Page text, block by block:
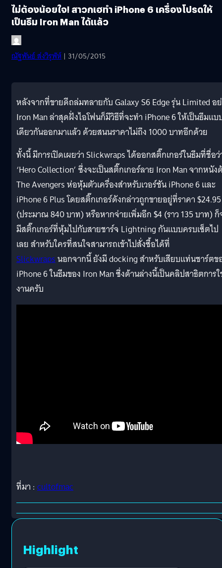
ไม่ต้องน้อยใจ! สาวกเฮทำ iPhone 6 เครื่องโปรดให้
เป็นธีม Iron Man ได้แล้ว
ณัฐพันธ์ ส่งวิรุฬห์ | 31/05/2015
หลังจากที่ขายดีถล่มทลายกับ Galaxy S6 Edge รุ่น Limited อ
Iron Man ล่าสุดฝั่งไอโฟนก็มีวิธีที่จะทำ iPhone 6 ให้เป็นธีมแบ
เดียวกันออกมาแล้ว ด้วยสนนราคาไม่ถึง 1000 บาทอีกด้วย
ทั้งนี้ มีการเปิดเผยว่า Slickwraps ได้ออกสติ๊กเกอร์ในธีมที่ชื่อว่
‘Hero Collection’ ซึ่งจะเป็นสติ๊กเกอร์ลาย Iron Man จากหนัง
The Avengers ห่อหุ้มตัวเครื่องสำหรับเวอร์ชัน iPhone 6 และ
iPhone 6 Plus โดยสติ๊กเกอร์ดังกล่าวถูกขายอยู่ที่ราคา $24.95
(ประมาณ 840 บาท) หรือหากจ่ายเพิ่มอีก $4 (ราว 135 บาท) ก็
มีสติ๊กเกอร์ที่หุ้มไปกับสายชาร์จ Lightning กันแบบครบเซ็ตไป
เลย สำหรับใครที่สนใจสามารถเข้าไปสั่งซื้อได้ที่
Slickwrapsนอกจากนี้ ยังมี docking สำหรับเสียบแท่นชาร์ตข
iPhone 6 ในธีมของ Iron Man ซึ่งด้านล่างนี้เป็นคลิปสาธิตการ
งานครับ
ที่มา : cultofmac
Highlight